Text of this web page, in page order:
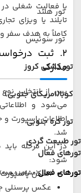
تور هلند
تور سوئیس
تور کشتی کروز
کوبا(امریکای جنوبی)
تور کره جنوبی
تور طبیعت گردی
تورهای فعال
تورهای فعال(مشاهده همه)
تایلند یا ویزای
کاملاً به هدف سفر
۲. ثبت
مدارک
پس از انتخاب نوع
می‌شود و
اطلاعات پاسپورت
شد.
در این مرحله باید
شود:
اسکن پاسپورت
عکس پرسنلی